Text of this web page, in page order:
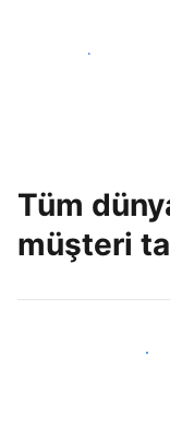
Hemen başla
Tüm
müşteri
Hemen yeni